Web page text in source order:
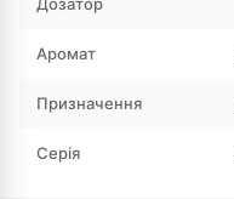
Аромат
Призначення
Серія